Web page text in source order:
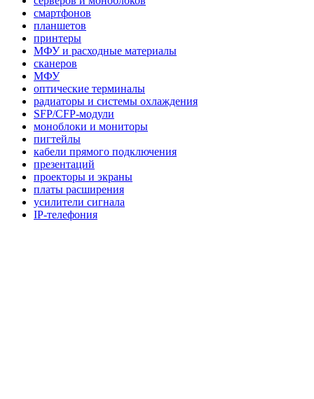
смартфонов
планшетов
принтеры
МФУ и расходные материалы
сканеров
МФУ
оптические терминалы
радиаторы и системы охлаждения
SFP/CFP-модули
моноблоки и мониторы
пигтейлы
кабели прямого подключения
презентаций
проекторы и экраны
платы расширения
усилители сигнала
IP-телефония